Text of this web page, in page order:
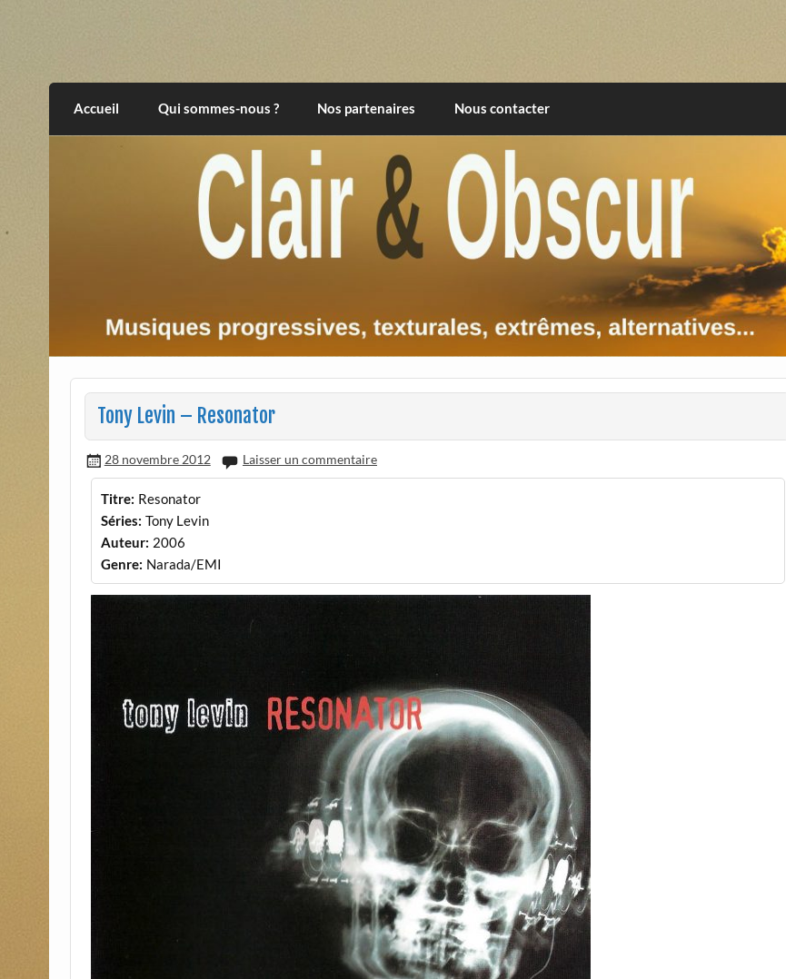
Clair et Obscur
Accueil Qui sommes-nous ? Nos partenaires Nous contacter
Tony Levin – Resonator
28 novembre 2012 Laisser un commentaire
Titre: Resonator
Séries: Tony Levin
Auteur: 2006
Genre: Narada/EMI